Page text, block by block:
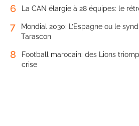
6 La CAN élargie à 28 équipes: le
7
Mondial 2030: L’Espagne ou le
Tarascon
8
Football marocain: des Lions
crise